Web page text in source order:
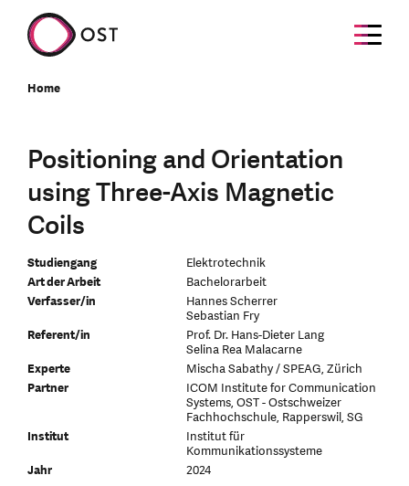
Home
Positioning and Orientation
using Three-Axis Magnetic
Coils
Studiengang
Elektrotechnik
Art der Arbeit
Bachelorarbeit
Verfasser/in
Hannes Scherrer
Sebastian Fry
Referent/in
Prof. Dr. Hans-Dieter Lang
Selina Rea Malacarne
Experte
Mischa Sabathy / SPEAG, Zürich
Partner
ICOM Institute for Communication
Systems, OST - Ostschweizer
Fachhochschule, Rapperswil, SG
Institut
Institut für
Kommunikationssysteme
Jahr
2024